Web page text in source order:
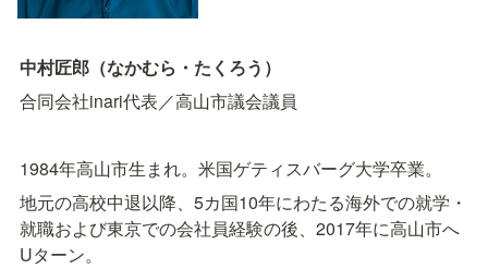
中村匠郎（なかむら・たくろう）
合同会社inari代表／高山市議会議員
1984年高山市生まれ。米国ゲティスバーグ大学卒業。
地元の高校中退以降、5カ国10年にわたる海外での就学・
就職および東京での会社員経験の後、2017年に高山市へ
Uターン。